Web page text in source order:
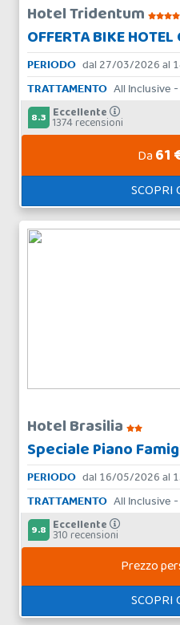
Hotel Tridentum
OFFERTA BIKE HOTEL
PERIODO dal 27/03/2026 al
TRATTAMENTO All Inclusive
8.3 Eccellente
1374 recensioni
Da 61
SCOPRI
Hotel Brasilia
Speciale Piano
PERIODO dal 16/05/2026 al
TRATTAMENTO
9.8 Eccellente
310 recensioni
Prezzo
SCOPRI